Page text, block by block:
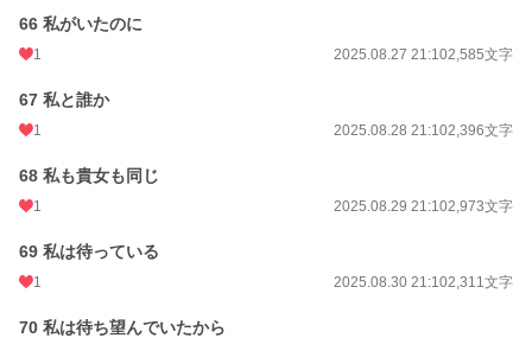
66 私がいたのに
1 2025.08.27 21:102,585文字
67 私と誰か
1 2025.08.28 21:102,396文字
68 私も貴女も同じ
1 2025.08.29 21:102,973文字
69 私は待っている
1 2025.08.30 21:102,311文字
70 私は待ち望んでいたから